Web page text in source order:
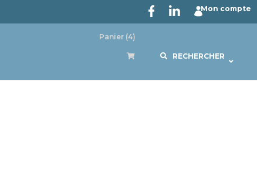
Mon compte
Panier (4)
RECHERCHER